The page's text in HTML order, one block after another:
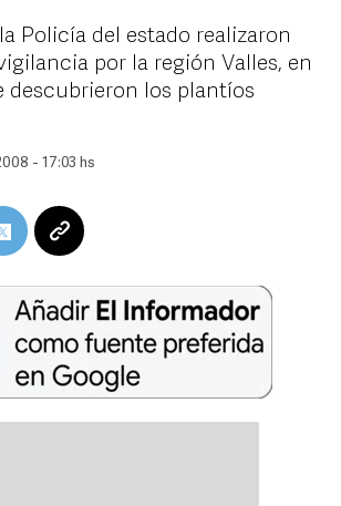
Policía del estado realizaron
por la región Valles, en
descubrieron los plantíos
- 17:03 hs